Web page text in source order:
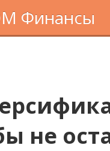
Финансы
не